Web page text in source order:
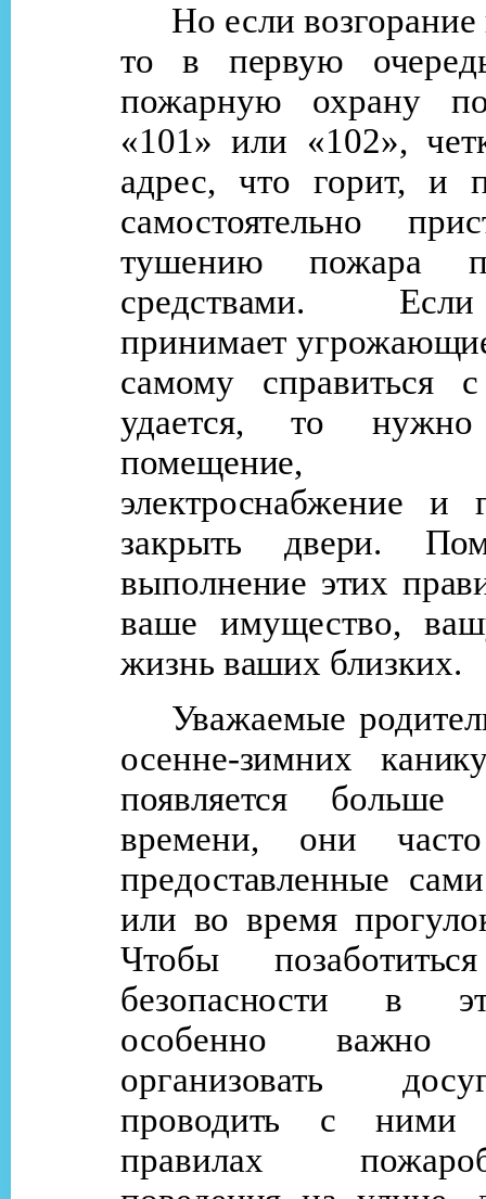
Но если
то в первую
пожарную охрану
«101» или «102»,
адрес, что горит, и
самостоятельно
тушению пожара
средствами.
принимает
самому справиться
удается, то нужно
помещение,
электроснабжение и
закрыть двери.
выполнение этих
ваше имущество,
жизнь ваших близких.
Уважаемые
осенне-зимних
появляется больше
времени, они
предоставленные
или во время
Чтобы
безопасности в
особенно важно
организовать
проводить с
правилах